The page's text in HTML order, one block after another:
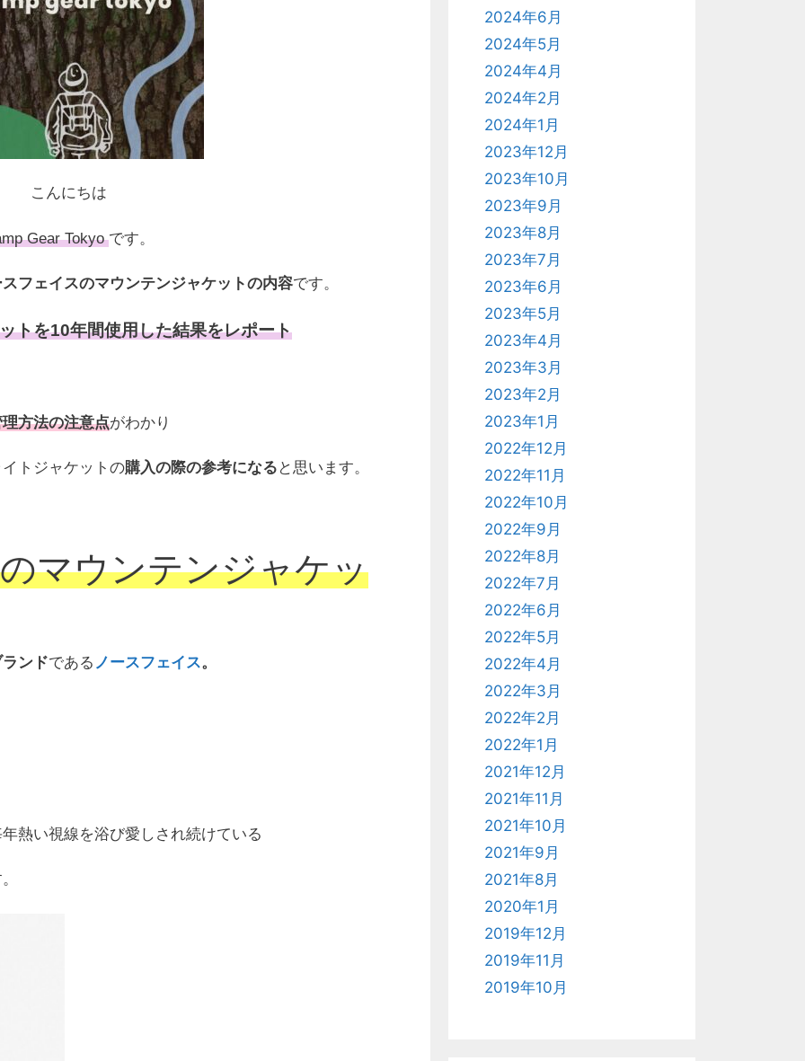
こんにちは
Gear Tokyoです。
フェイスのマウンテンジャケットの内容です。
トを10年間使用した結果をレポート
方法の注意点がわかり
トジャケットの購入の際の参考になる と思います。
マウンテンジャケッ
ンドである ノースフェイス。
熱い視線を浴び愛しされ続けている
2024年6月
2024年5月
2024年4月
2024年2月
2024年1月
2023年12月
2023年10月
2023年9月
2023年8月
2023年7月
2023年6月
2023年5月
2023年4月
2023年3月
2023年2月
2023年1月
2022年12月
2022年11月
2022年10月
2022年9月
2022年8月
2022年7月
2022年6月
2022年5月
2022年4月
2022年3月
2022年2月
2022年1月
2021年12月
2021年11月
2021年10月
2021年9月
2021年8月
2020年1月
2019年12月
2019年11月
2019年10月